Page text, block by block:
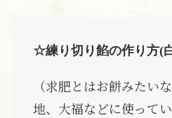
☆練り切り餡の作り方(
（求肥とはお餅みたい
地、大福などに使ってい